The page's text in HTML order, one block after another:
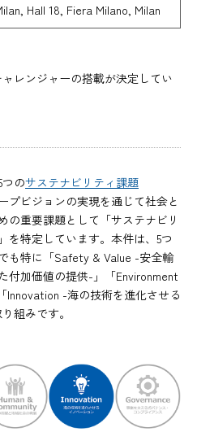
Hall 18, Fiera Milano, Milan
レンジャーの搭載が決定してい
のサステナビリティ課題
プビジョンの実現を通じて社会と
の重要課題として「サステナビリ
を特定しています。本件は、5つ
も特に「Safety & Value -安全輸
付加価値の提供-」「Environment
-海の技術を進化させる
組みです。